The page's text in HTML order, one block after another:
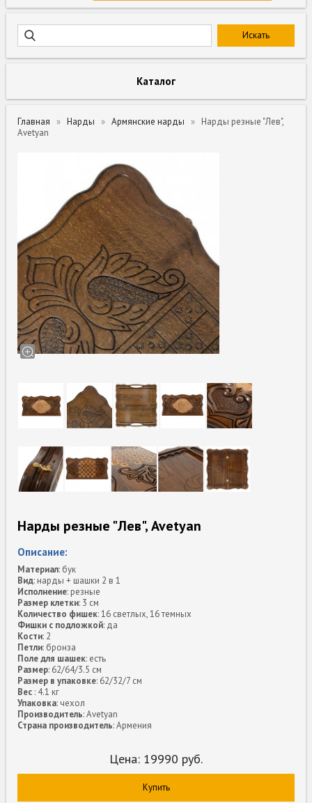
Каталог
Главная Нарды Армянские нарды
Нарды резные "Лев",
Avetyan
Нарды резные "Лев", Avetyan
Описание:
Материал: бук
Вид: нарды + шашки 2 в 1
Исполнение: резные
Размер клетки: 3 см
Количество фишек: 16 светлых, 16 темных
Фишки с подложкой: да
Кости: 2
Петли: бронза
Поле для шашек: есть
Размер: 62/64/3.5 см
Размер в упаковке: 62/32/7 см
Вес : 4.1 кг
Упаковка: чехол
Производитель: Avetyan
Страна производитель: Армения
Цена: 19990 руб.
Купить